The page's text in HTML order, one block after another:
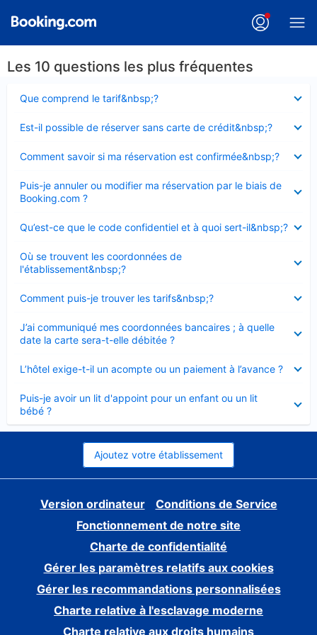
Les 10 questions les plus fréquentes
Que comprend le tarif&nbsp;?
fermé
Est-il possible de réserver sans carte de crédit&nbsp;?
fermé
Comment savoir si ma réservation est confirmée&nbsp;?
fermé
Puis-je annuler ou modifier ma réservation par le biais de
Booking.com ?
fermé
Qu’est-ce que le code confidentiel et à quoi sert-il&nbsp;?
fermé
Où se trouvent les coordonnées de
l'établissement&nbsp;?
fermé
Comment puis-je trouver les tarifs&nbsp;?
fermé
J’ai communiqué mes coordonnées bancaires ; à quelle
date la carte sera-t-elle débitée ?
fermé
L’hôtel exige-t-il un acompte ou un paiement à l’avance ?
fermé
Puis-je avoir un lit d'appoint pour un enfant ou un lit
bébé ?
fermé
Ajoutez votre établissement
Version ordinateur
Conditions de Service
Fonctionnement de notre site
Charte de confidentialité
Gérer les paramètres relatifs aux cookies
Gérer les recommandations personnalisées
Charte relative à l'esclavage moderne
Charte relative aux droits humains